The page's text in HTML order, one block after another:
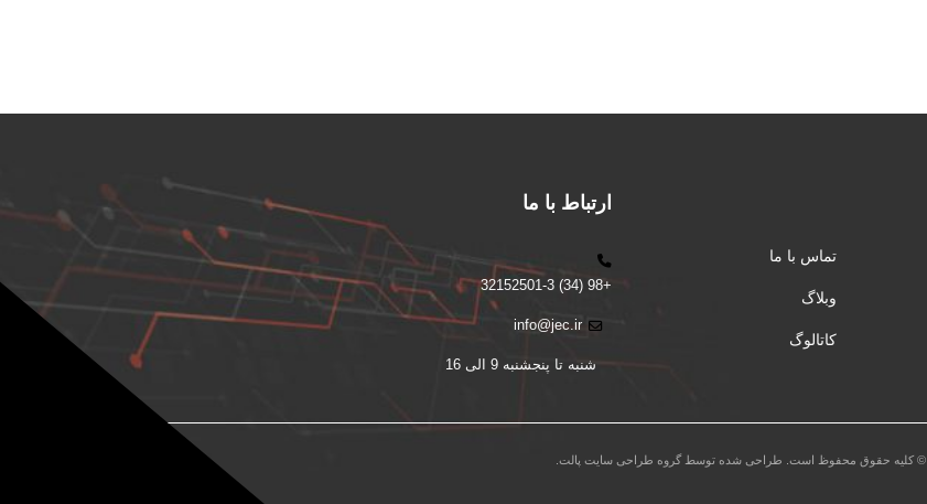
تماس با ما
وبلاگ
کاتالوگ
ارتباط با ما
+98 (34) 32152501-3
info@jec.ir
شنبه تا پنجشنبه 9 الی 16
© کلیه حقوق محفوظ است. طراحی شده توسط گروه طراحی سایت پالت.